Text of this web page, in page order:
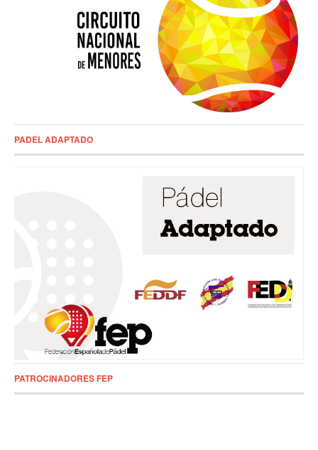
PADEL ADAPTADO
PATROCINADORES FEP